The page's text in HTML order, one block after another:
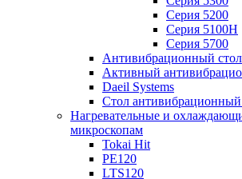
Серия 5200
Серия 5100H
Серия 5700
Антивибрационный стол
Активный
Daeil Systems
Стол
Нагревательные и
микроскопам
Tokai Hit
PE120
LTS120